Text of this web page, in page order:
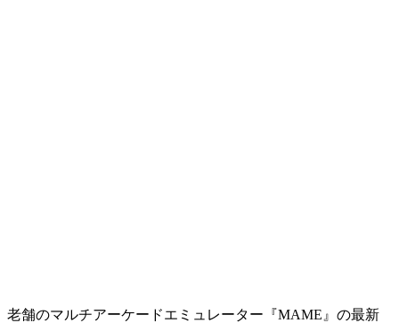
老舗のマルチアーケードエミュレーター『MAME』の最新